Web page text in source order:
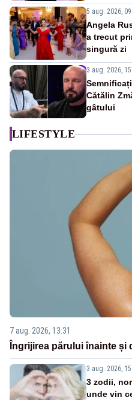
5 aug. 2026,
Angela
a trecut
singură zi
3 aug. 2026,
Cătălin
gâtului
LIFESTYLE
7 aug. 2026, 13:31
Îngrijirea părului înainte și
3 aug. 2026,
3 zodii,
unde vin